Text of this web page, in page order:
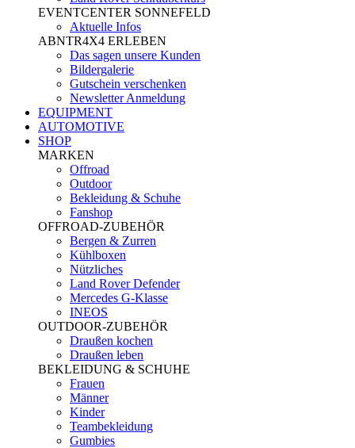
EVENTCENTER SONNEFELD
Aktuelle Infos
ABNTR4X4 ERLEBEN
Das sagen unsere Kunden
Bildergalerie
Gutschein verschenken
Newsletter Anmeldung
EQUIPMENT
AUTOMOTIVE
SHOP
MARKEN
Offroad
Outdoor
Bekleidung & Schuhe
Fanshop
OFFROAD-ZUBEHÖR
Bergen & Zurren
Kühlboxen
Nützliches
Land Rover Defender
Mercedes G-Klasse
INEOS
OUTDOOR-ZUBEHÖR
Draußen kochen
Draußen leben
BEKLEIDUNG & SCHUHE
Frauen
Männer
Kinder
Teambekleidung
Gumbies